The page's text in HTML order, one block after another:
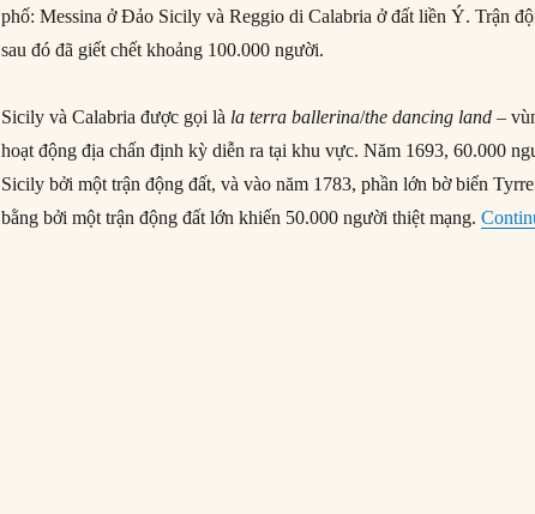
phố: Messina ở Đảo Sicily và Reggio di Calabria ở đất liền Ý. Trận
sau đó đã giết chết khoảng 100.000 người.
Sicily và Calabria được gọi là la terra ballerina/the dancing land –
hoạt động địa chấn định kỳ diễn ra tại khu vực. Năm 1693, 60.000
Sicily bởi một trận động đất, và vào năm 1783, phần lớn bờ biển
bằng bởi một trận động đất lớn khiến 50.000 người thiệt mạng.